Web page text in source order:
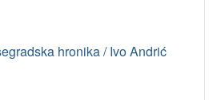
hronika / Ivo Andrić